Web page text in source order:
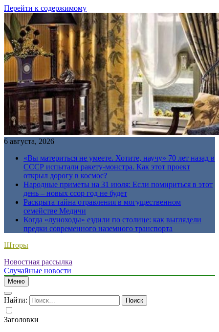
Перейти к содержимому
6 августа, 2026
«Вы материться не умеете. Хотите, научу» 70 лет назад в
СССР испытали ракету-монстра. Как этот проект
открыл дорогу в космос?
Народные приметы на 31 июля: Если помириться в этот
день – новых ссор год не будет
Раскрыта тайна отравления в могущественном
семействе Медичи
Когда «луноходы» ездили по столице: как выглядели
предки современного наземного транспорта
Шторы
Новостная рассылка
Случайные новости
Меню
Найти:
Заголовки